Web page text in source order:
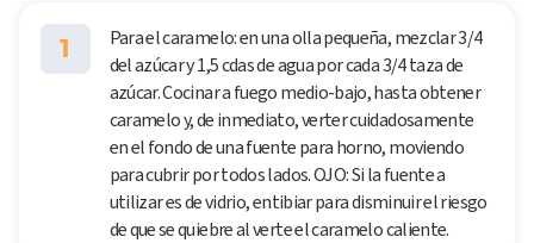
1
Para el caramelo: en una olla pequeña, mezclar 3/4
del azúcar y 1,5 cdas de agua por cada 3/4 taza de
azúcar. Cocinar a fuego medio-bajo, hasta obtener
caramelo y, de inmediato, verter cuidadosamente
en el fondo de una fuente para horno, moviendo
para cubrir por todos lados. OJO: Si la fuente a
utilizar es de vidrio, entibiar para disminuir el riesgo
de que se quiebre al verte el caramelo caliente.